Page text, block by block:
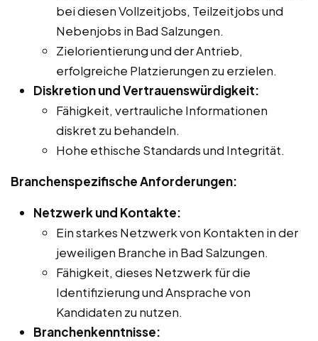
bei diesen Vollzeitjobs, Teilzeitjobs und
Nebenjobs in Bad Salzungen.
Zielorientierung und der Antrieb,
erfolgreiche Platzierungen zu erzielen.
Diskretion und Vertrauenswürdigkeit:
Fähigkeit, vertrauliche Informationen
diskret zu behandeln.
Hohe ethische Standards und Integrität.
Branchenspezifische Anforderungen:
Netzwerk und Kontakte:
Ein starkes Netzwerk von Kontakten in der
jeweiligen Branche in Bad Salzungen.
Fähigkeit, dieses Netzwerk für die
Identifizierung und Ansprache von
Kandidaten zu nutzen.
Branchenkenntnisse: